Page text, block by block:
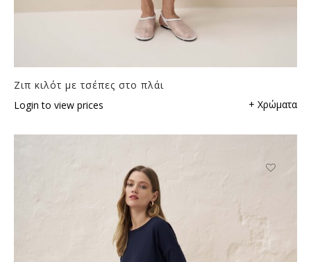
Ζιπ κιλότ με τσέπες στο πλάι
Login to view prices
+ Χρώματα